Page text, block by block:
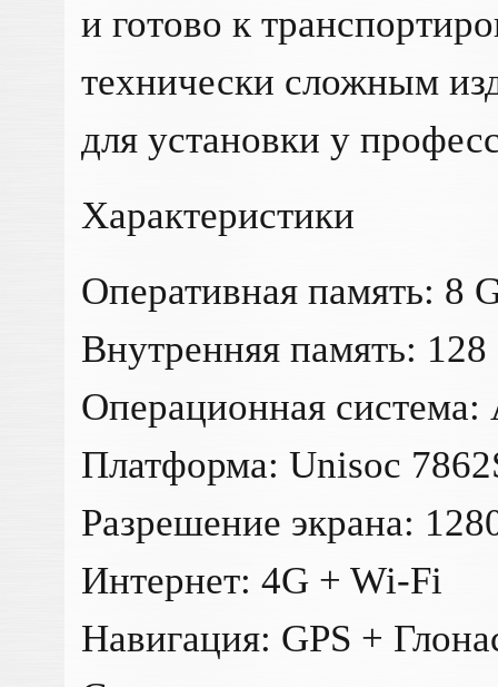
и готово к
технически сложным
для установки у
Характеристики
Оперативная память: 8
Внутренняя память:
Операционная
Платформа: Unisoc
Разрешение экрана:
Интернет: 4G + Wi-Fi
Навигация: GPS +